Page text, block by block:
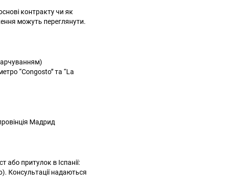
контракту чи як
можуть переглянути.
“Congosto” та “La
Мадрид
притулок в Іспанії:
Консультації надаються